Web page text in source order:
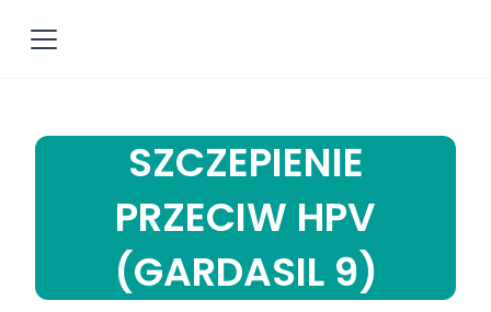
SZCZEPIENIE
PRZECIW HPV
(GARDASIL 9)